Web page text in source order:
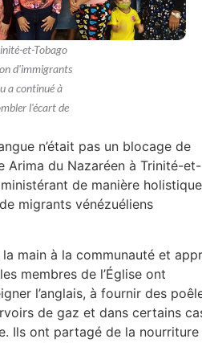
et-Tobago
d'immigrants
a continué à
l'écart de
n’était pas un blocage de
Arima du Nazaréen à Trinité-et-
de manière
migrants vénézuéliens
main à la communauté et
membres de l’Église ont
l’anglais, à fournir des
de gaz et dans certains
Ils ont partagé de la